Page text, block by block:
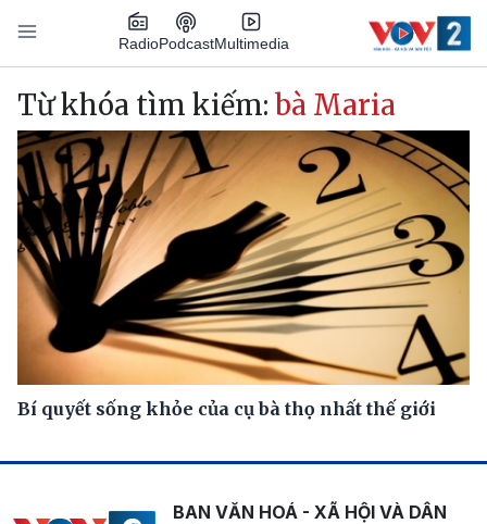
Nhảy đến nội dung
RadioPodcastMultimedia
Main navigation
Từ khóa tìm kiếm: bà Maria
Bí quyết sống khỏe của cụ bà thọ nhất thế giới
BAN VĂN HOÁ - XÃ HỘI VÀ DÂN